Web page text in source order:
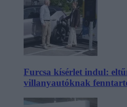
Furcsa kísérlet indul:
villanyautóknak